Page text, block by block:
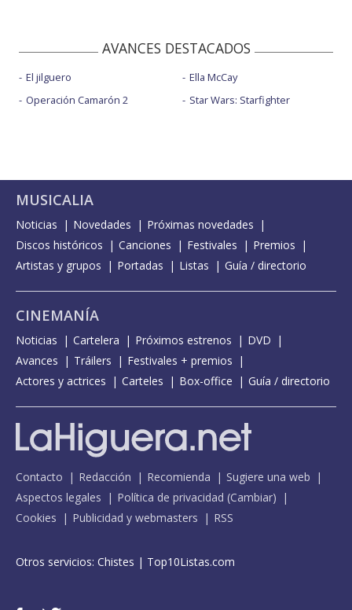
AVANCES DESTACADOS
El jilguero
Operación Camarón 2
Ella McCay
Star Wars: Starfighter
MUSICALIA
Noticias Novedades
Próximas novedades
Discos históricos
Canciones Festivales
Premios
Artistas y grupos
Portadas Listas Guía / directorio
CINEMANÍA
Noticias Cartelera Próximos estrenos
DVD
Avances
Tráilers
Festivales + premios
Actores y actrices
Carteles Box-office Guía / directorio
Contacto Redacción Recomienda
Sugiere una web
Aspectos legales
Política de privacidad (Cambiar)
Cookies
Publicidad y webmasters RSS
Otros servicios: Chistes | Top10Listas.com